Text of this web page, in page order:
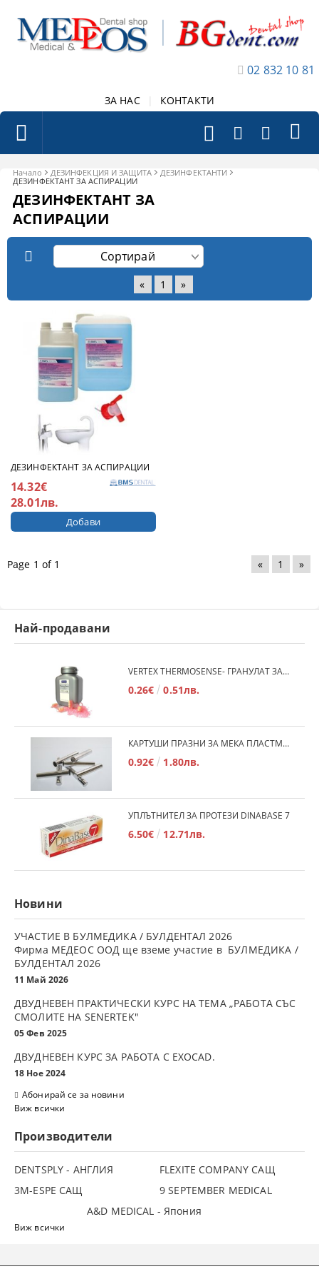
02 832 10 81
ЗА НАС КОНТАКТИ
Начало ДЕЗИНФЕКЦИЯ И ЗАЩИТА
ДЕЗИНФЕКТАНТИ
ДЕЗИНФЕКТАНТ ЗА АСПИРАЦИИ
ДЕЗИНФЕКТАНТ ЗА
АСПИРАЦИИ
« 1 »
ДЕЗИНФЕКТАНТ ЗА АСПИРАЦИИ
14.32€
28.01лв.
Page 1 of 1 « 1 »
Най-продавани
VERTEX THERMOSENSE- ГРАНУЛАТ ЗА МЕКИ ПРОТЕЗИ
0.26€ 0.51лв.
КАРТУШИ ПРАЗНИ ЗА МЕКА ПЛАСТМАСА
0.92€ 1.80лв.
УПЛЪТНИТЕЛ ЗА ПРОТЕЗИ DINABASE 7
6.50€ 12.71лв.
Новини
УЧАСТИЕ В БУЛМЕДИКА / БУЛДЕНТАЛ 2026
Фирма МЕДЕОС ООД ще вземе участие в БУЛМЕДИКА /
БУЛДЕНТАЛ 2026
11 Май 2026
ДВУДНЕВЕН ПРАКТИЧЕСКИ КУРС НА ТЕМА „РАБОТА СЪС
СМОЛИТЕ НА SENERTEK"
05 Фев 2025
ДВУДНЕВЕН КУРС ЗА РАБОТА С ЕXOCAD.
18 Ное 2024
Абонирай се за новини
Виж всички
Производители
DENTSPLY - АНГЛИЯ
FLEXITE COMPANY САЩ
3М-ESPE САЩ
9 SEPTEMBER MEDICAL
A&D MEDICAL - Япония
Виж всички